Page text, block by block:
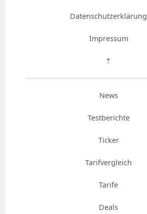
Datenschutzerklärung
Impressum
⇡
News
Testberichte
Ticker
Tarifvergleich
Tarife
Deals